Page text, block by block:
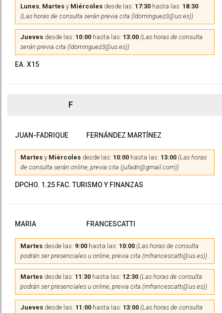
Lunes, Martes y Miércoles desde las: 17:30 hasta las: 18:30
(Las horas de consulta serán previa cita (ldominguez3@us.es))
Jueves desde las: 10:00 hasta las: 13:00 (Las horas de consulta
serán previa cita (ldominguez3@us.es))
EA. X15
F
JUAN-FADRIQUE FERNÁNDEZ MARTÍNEZ
Martes y Miércoles desde las: 10:00 hasta las: 13:00 (Las horas
de consulta serán online, previa cita (jufadri@gmail.com))
DPCHO. 1.25 FAC. TURISMO Y FINANZAS
MARIA FRANCESCATTI
Martes desde las: 9:00 hasta las: 10:00 (Las horas de consulta
podrán ser presenciales u online, previa cita (mfrancescatti@us.es))
Martes desde las: 11:30 hasta las: 12:30 (Las horas de consulta
podrán ser presenciales u online, previa cita (mfrancescatti@us.es))
Jueves desde las: 11:00 hasta las: 13:00 (Las horas de consulta